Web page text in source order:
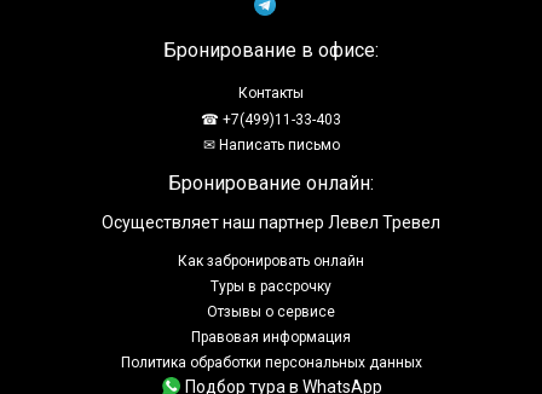
Бронирование в офисе:
Контакты
☎ +7(499)11-33-403
✉ Написать письмо
Бронирование онлайн:
Осуществляет наш партнер Левел Тревел
Как забронировать онлайн
Туры в рассрочку
Отзывы о сервисе
Правовая информация
Политика обработки персональных данных
Подбор тура в WhatsApp